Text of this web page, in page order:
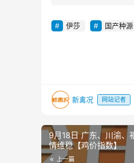
伊莎 国产种源
新禽况 网站记者
9月18日 广东、川渝、
情维稳【鸡价指数】
上一篇